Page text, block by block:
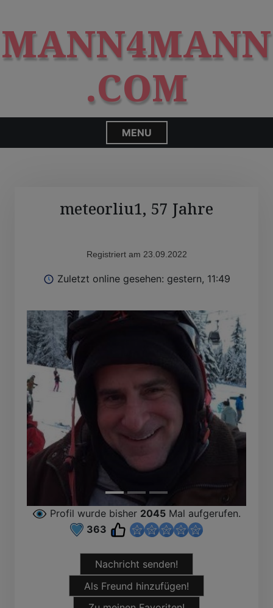
i
p
o
c
n
t
MANN4MANN
.COM
MENU
meteorliu1, 57 Jahre
Registriert am 23.09.2022
Zuletzt online gesehen: gestern, 11:49
Profil wurde bisher 2045 Mal aufgerufen.
363
Nachricht senden!
Als Freund hinzufügen!